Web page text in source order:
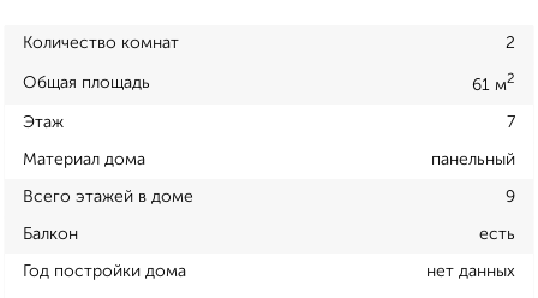
Количество комнат 2
Общая площадь 61 м2
Этаж 7
Материал дома панельный
Всего этажей в доме 9
Балкон есть
Год постройки дома нет данных